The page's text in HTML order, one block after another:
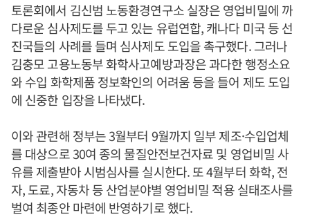
토론회에서 김신범 노동환경연구소 실장은 영업비밀에 까
다로운 심사제도를 두고 있는 유럽연합, 캐나다 미국 등 선
진국들의 사례를 들며 심사제도 도입을 촉구했다. 그러나
김충모 고용노동부 화학사고예방과장은 과다한 행정소요
와 수입 화학제품 정보확인의 어려움 등을 들어 제도 도입
에 신중한 입장을 나타냈다.
이와 관련해 정부는 3월부터 9월까지 일부 제조·수입업체
를 대상으로 30여 종의 물질안전보건자료 및 영업비밀 사
유를 제출받아 시범심사를 실시한다. 또 4월부터 화학, 전
자, 도료, 자동차 등 산업분야별 영업비밀 적용 실태조사를
벌여 최종안 마련에 반영하기로 했다.